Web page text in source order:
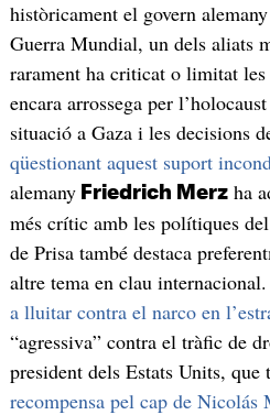
històricament el govern
Guerra Mundial, un dels aliats
rarament ha criticat o limitat les
encara arrossega per
situació a Gaza i les decisions
qüestionant aquest suport
alemanyFriedrich Merzha
més crític amb les polítiques
de Prisa també destaca
altre tema en clau internacional.
a lluitar contra el narco en
“agressiva” contra el tràfic de
president dels Estats Units, que
recompensa pel cap de Nicolás